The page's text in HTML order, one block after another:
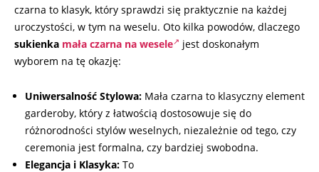
czarna to klasyk, który sprawdzi się praktycznie na każdej
uroczystości, w tym na weselu. Oto kilka powodów, dlaczego
sukienka mała czarna na wesele
jest doskonałym
wyborem na tę okazję:
Uniwersalność Stylowa: Mała czarna to klasyczny element
garderoby, który z łatwością dostosowuje się do
różnorodności stylów weselnych, niezależnie od tego, czy
ceremonia jest formalna, czy bardziej swobodna.
Elegancja i Klasyka: To